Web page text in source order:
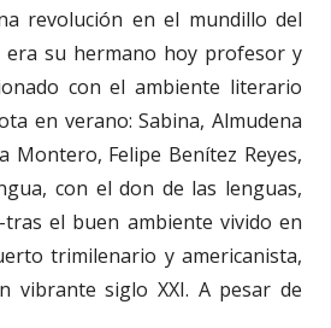
revolución en el mundillo del
era su hermano hoy profesor y
con el ambiente literario
en verano: Sabina, Almudena
Montero, Felipe Benítez Reyes,
con el don de las lenguas,
el buen ambiente vivido en
trimilenario y americanista,
vibrante siglo XXI. A pesar de